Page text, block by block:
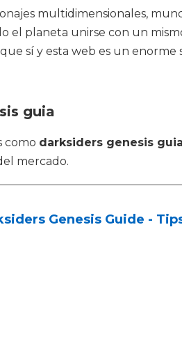
multidimensionales,
planeta unirse con un
sí y esta web es un
guia
como darksiders genesis guia
mercado.
Genesis Guide -